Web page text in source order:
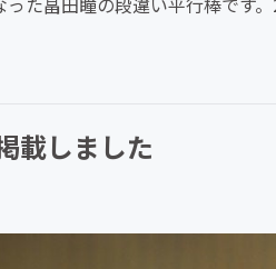
載しました